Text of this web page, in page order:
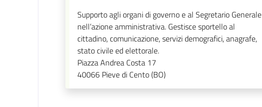
Supporto agli organi di governo e al Segretario Generale
nell’azione amministrativa. Gestisce sportello al
cittadino, comunicazione, servizi demografici, anagrafe,
stato civile ed elettorale.
Piazza Andrea Costa 17
40066 Pieve di Cento (BO)